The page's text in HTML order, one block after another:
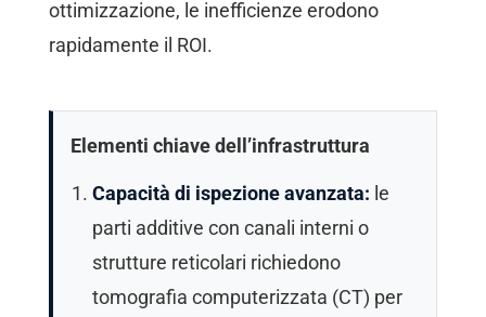
ottimizzazione, le inefficienze erodono
rapidamente il ROI.
Elementi chiave dell’infrastruttura
Capacità di ispezione avanzata: le
parti additive con canali interni o
strutture reticolari richiedono
tomografia computerizzata (CT) per